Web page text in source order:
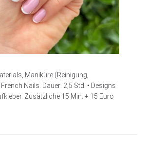
Maniküre (Reinigung,
Nails. Dauer: 2,5 Std. • Designs
Zusätzliche 15 Min. + 15 Euro